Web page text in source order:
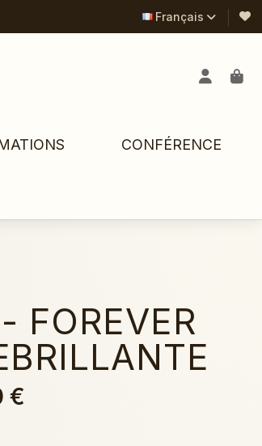
Français
CONFÉRENCE
FOREVER
€